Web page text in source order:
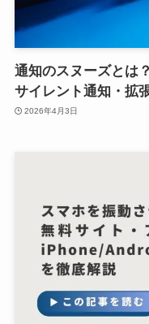
通知のスヌーズとは
サイレント通知・拡
2026年4月3日